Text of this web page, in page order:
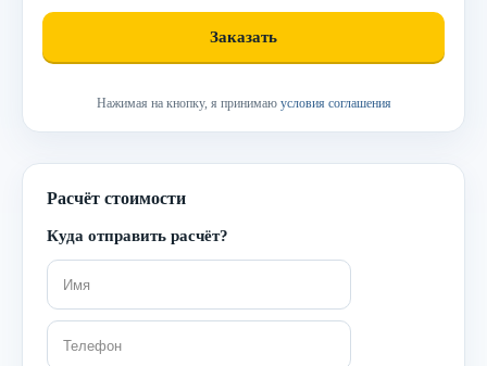
Нажимая на кнопку, я принимаю условия соглашения
Расчёт стоимости
Куда отправить расчёт?